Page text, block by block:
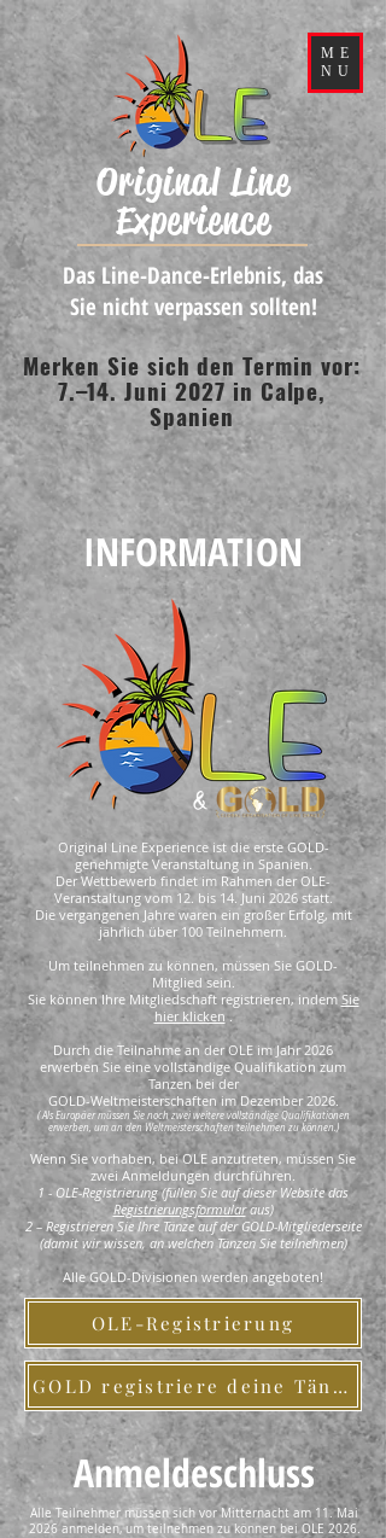
Original Line
Experience
Das Line-Dance-Erlebnis, das
Sie nicht verpassen sollten!
Merken Sie sich den Termin vor:
7.–14. Juni 2027 in Calpe,
Spanien
ME
NU
INFORMATION
Original Line Experience ist die erste GOLD-
genehmigte Veranstaltung in Spanien.
Der Wettbewerb findet im Rahmen der OLE-
Veranstaltung vom 12. bis 14. Juni 2026 statt.
Die vergangenen Jahre waren ein großer Erfolg, mit
jährlich über 100 Teilnehmern.
Um teilnehmen zu können, müssen Sie GOLD-
Mitglied sein.
Sie können Ihre Mitgliedschaft registrieren, indem Sie
hier klicken.
Durch die Teilnahme an der OLE im Jahr 2026
erwerben Sie eine vollständige Qualifikation zum
Tanzen bei der
GOLD-Weltmeisterschaften im Dezember 2026.
( Als Europäer müssen Sie noch zwei weitere vollständige Qualifikationen
erwerben, um an den Weltmeisterschaften teilnehmen zu können.)
Wenn Sie vorhaben, bei OLE anzutreten, müssen Sie
zwei Anmeldungen durchführen.
1 - OLE-Registrierung (füllen Sie auf dieser Website das
Registrierungsformularaus)
2 – Registrieren Sie Ihre Tänze auf der GOLD-Mitgliederseite
(damit wir wissen, an welchen Tänzen Sie teilnehmen)
Alle GOLD-Divisionen werden angeboten!
OLE-Registrierung
GOLD registriere deine Tänze
Anmeldeschluss
Alle Teilnehmer müssen sich vor Mitternacht am 11. Mai
2026 anmelden, um teilnehmen zu können beiOLE 2026.